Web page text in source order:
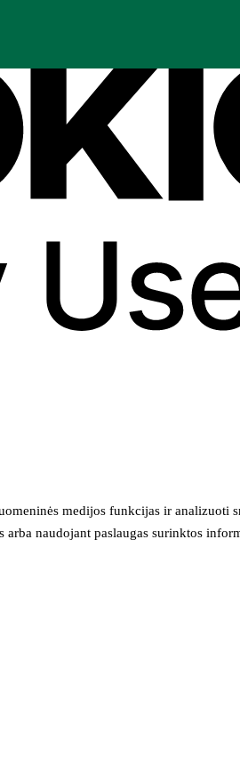
medijos funkcijas ir analizuoti
naudojant paslaugas surinktos